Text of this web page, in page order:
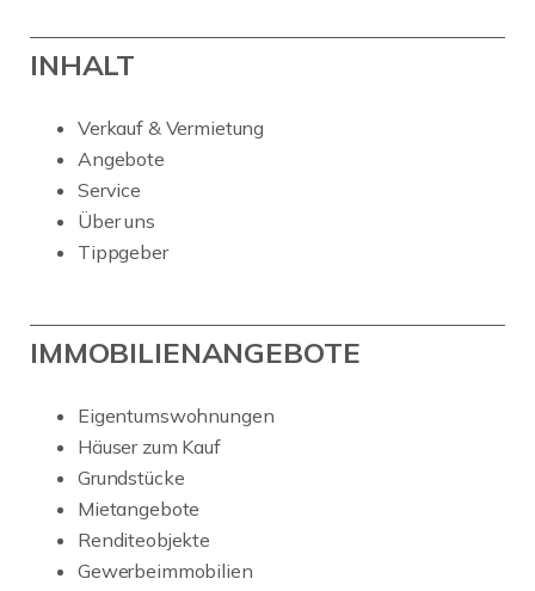
INHALT
Verkauf & Vermietung
Angebote
Service
Über uns
Tippgeber
IMMOBILIENANGEBOTE
Eigentumswohnungen
Häuser zum Kauf
Grundstücke
Mietangebote
Renditeobjekte
Gewerbeimmobilien